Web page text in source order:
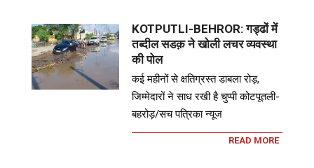
KOTPUTLI-BEHROR: गड्ढों में
तब्दील सडक़ ने खोली लचर व्यवस्था
की पोल
कई महीनों से क्षतिग्रस्त डाबला रोड़,
जिम्मेदारों ने साध रखी है चुप्पी कोटपूतली-
बहरोड़/सच पत्रिका न्यूज
READ MORE